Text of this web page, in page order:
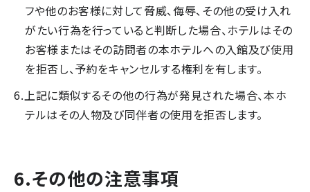
フや他のお客様に対して脅威、侮辱、その他の受け入れ
がたい行為を行っていると判断した場合、ホテルはその
お客様またはその訪問者の本ホテルへの入館及び使用
を拒否し、予約をキャンセルする権利を有します。
上記に類似するその他の行為が発見された場合、本ホ
テルはその人物及び同伴者の使用を拒否します。
6.その他の注意事項